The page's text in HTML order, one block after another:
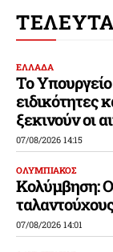
ΕΛΛΑΔΑ
Το
ειδικότητες
ξεκινούν οι
07/08/2026 14:15
ΟΛΥΜΠΙΑΚΟΣ
Κολύμβηση: Ο
07/08/2026 14:01